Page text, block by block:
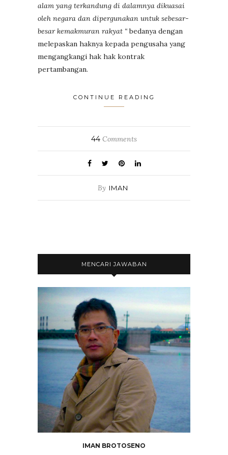
alam yang terkandung di dalamnya dikuasai
oleh negara dan dipergunakan untuk sebesar-
besar kemakmuran rakyat “bedanya dengan
melepaskan haknya kepada pengusaha yang
mengangkangi hak hak kontrak
pertambangan.
CONTINUE READING
44 Comments
By IMAN
MENCARI JAWABAN
IMAN BROTOSENO